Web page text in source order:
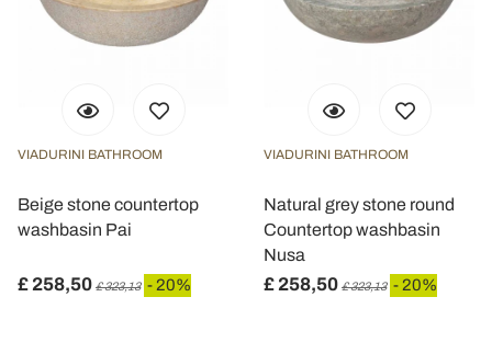
VIADURINI BATHROOM
Beige stone countertop
washbasin Pai
£ 258,50 £ 323,13 - 20%
VIADURINI BATHROOM
Natural grey stone round
Countertop washbasin
Nusa
£ 258,50 £ 323,13 - 20%